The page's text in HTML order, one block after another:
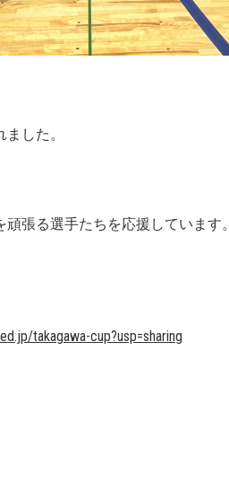
した。
張る選手たちを応援しています。
takagawa-cup?usp=sharing